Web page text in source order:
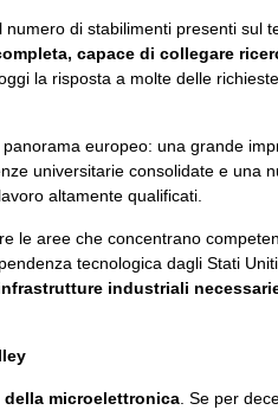
di stabilimenti presenti sul
capace di collegare
la risposta a molte delle
europeo: una grande
universitarie consolidate e una
altamente qualificati.
le aree che concentrano
tecnologica dagli Stati
industriali
microelettronica . Se per